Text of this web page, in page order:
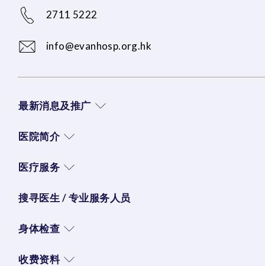
2711 5222
info@evanhosp.org.hk
最新消息及推广
医院简介
医疗服务
搜寻医生 / 专业服务人员
身体检查
收费资料